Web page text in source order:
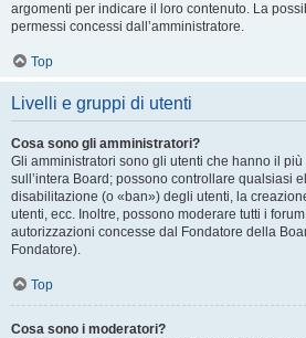
argomenti per indicare il loro contenuto. La
permessi concessi dall’amministratore.
Top
Livelli e gruppi di utenti
Cosa sono gli amministratori?
Gli amministratori sono gli utenti che hanno il
sull’intera Board; possono controllare qualsiasi
disabilitazione (o «ban») degli utenti, la
utenti, ecc. Inoltre, possono moderare tutti i
autorizzazioni concesse dal Fondatore della
Fondatore).
Top
Cosa sono i moderatori?